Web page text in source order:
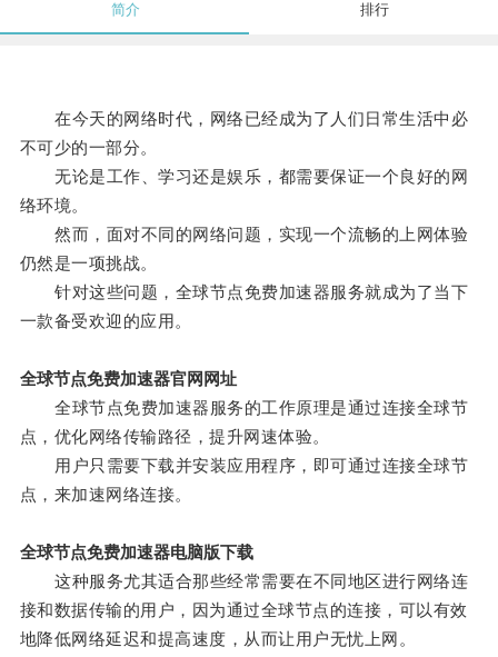
简介 排行
在今天的网络时代，网络已经成为了人们日常生活中必
不可少的一部分。
无论是工作、学习还是娱乐，都需要保证一个良好的网
络环境。
然而，面对不同的网络问题，实现一个流畅的上网体验
仍然是一项挑战。
针对这些问题，全球节点免费加速器服务就成为了当下
一款备受欢迎的应用。
全球节点免费加速器官网网址
全球节点免费加速器服务的工作原理是通过连接全球节
点，优化网络传输路径，提升网速体验。
用户只需要下载并安装应用程序，即可通过连接全球节
点，来加速网络连接。
全球节点免费加速器电脑版下载
这种服务尤其适合那些经常需要在不同地区进行网络连
接和数据传输的用户，因为通过全球节点的连接，可以有效
地降低网络延迟和提高速度，从而让用户无忧上网。